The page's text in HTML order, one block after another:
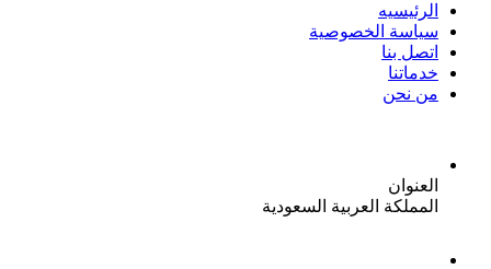
الرئيسيه
سياسة الخصوصية
اتصل بنا
خدماتنا
من نحن
العنوان
المملكة العربية السعودية